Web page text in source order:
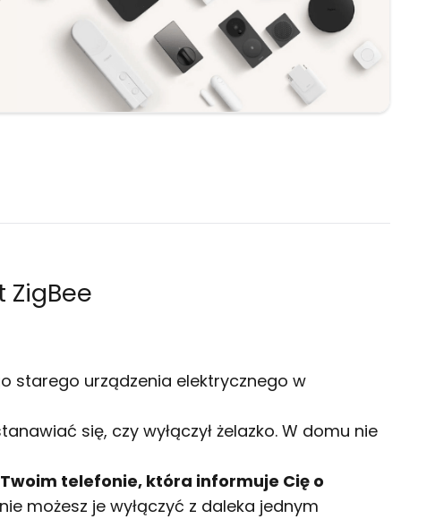
ZigBee
starego urządzenia elektrycznego w
się, czy wyłączył żelazko. W domu nie
telefonie, która informuje Cię o
możesz je wyłączyć z daleka jednym